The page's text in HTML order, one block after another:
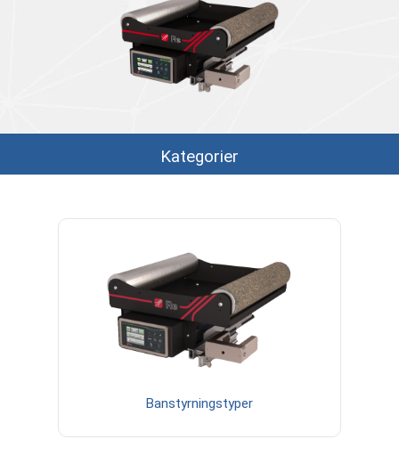
Kategorier
Banstyrningstyper